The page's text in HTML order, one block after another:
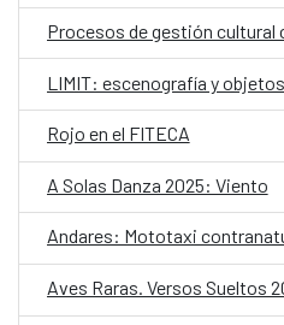
LIMIT: escenografía y
Rojo en el FITECA
A Solas Danza 2025: Viento
Andares: Mototaxi
Aves Raras. Versos Sueltos